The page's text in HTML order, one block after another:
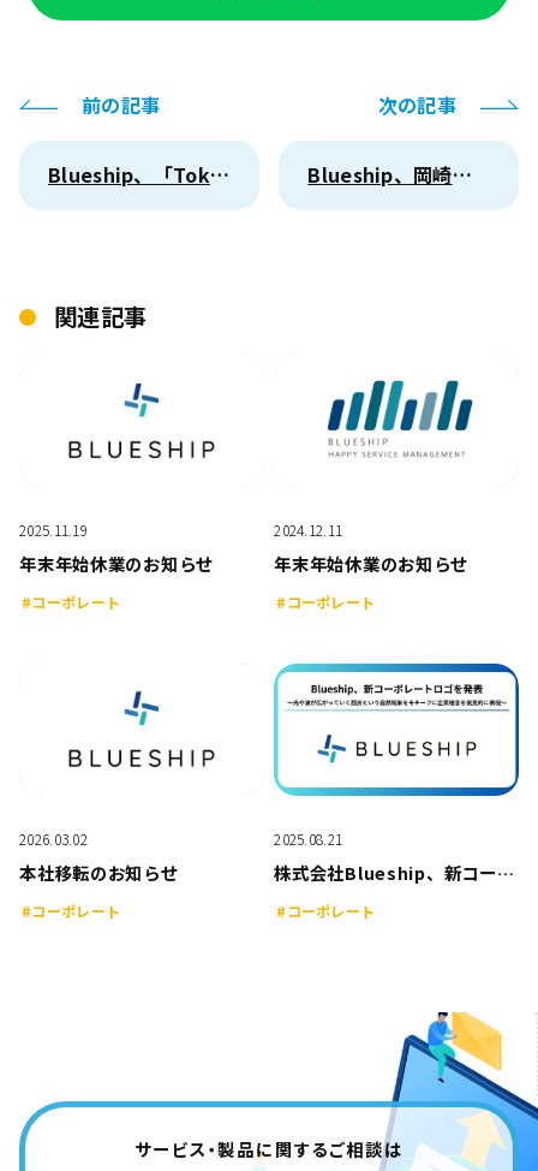
前の記事
Blueship、「Tokyo区市町村DX Connect Day」に出展・登壇しました
次の記事
Blueship、岡崎市「ヘルプポータル」を構築支援
関連記事
2025.11.19
年末年始休業のお知らせ
#コーポレート
2024.12.11
年末年始休業のお知らせ
#コーポレート
2026.03.02
本社移転のお知らせ
#コーポレート
2025.08.21
株式会社Blueship、新コーポレートロゴを発表
#コーポレート
サービス・製品に関するご相談は